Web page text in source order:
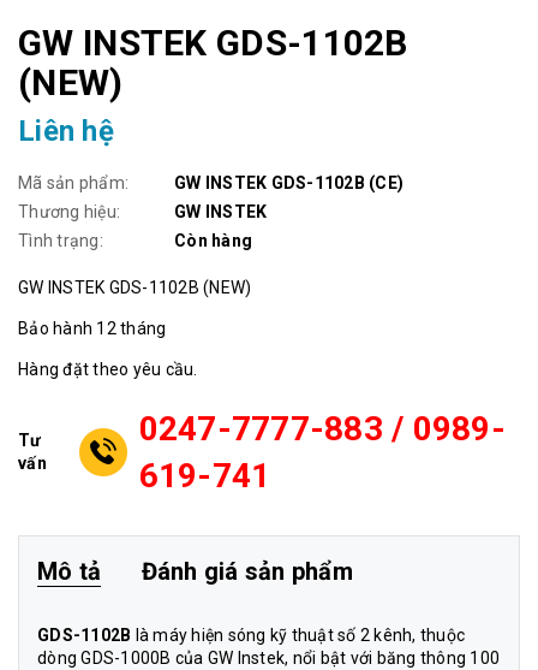
GW INSTEK GDS-1102B
(NEW)
Liên hệ
Mã sản phẩm:
GW INSTEK GDS-1102B (CE)
Thương hiệu:
GW INSTEK
Tình trạng:
Còn hàng
GW INSTEK GDS-1102B (NEW)
Bảo hành 12 tháng
Hàng đặt theo yêu cầu.
Tư
vấn
0247-7777-883 / 0989-
619-741
Mô tả Đánh giá sản phẩm
GDS-1102B là máy hiện sóng kỹ thuật số 2 kênh, thuộc
dòng GDS-1000B của GW Instek, nổi bật với băng thông 100